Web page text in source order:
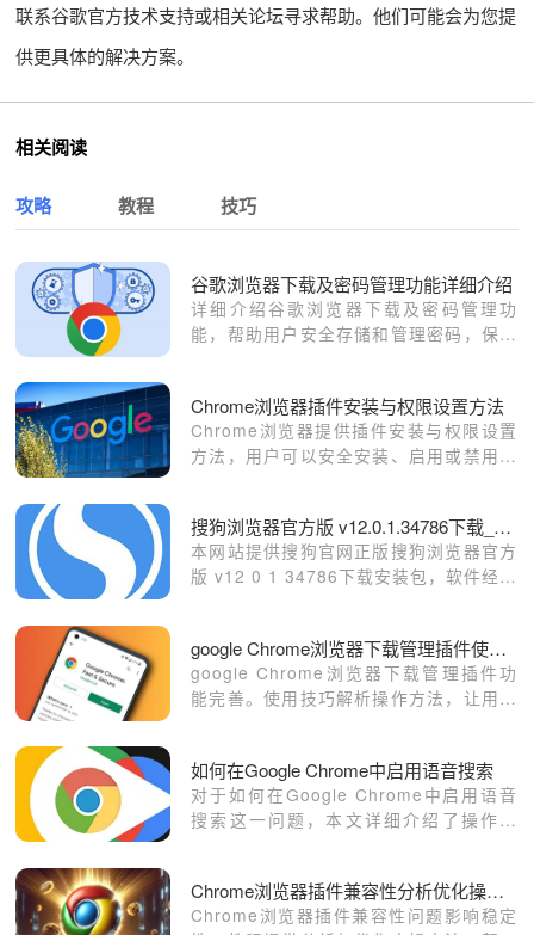
联系谷歌官方技术支持或相关论坛寻求帮助。他们可能会为您提
供更具体的解决方案。
相关阅读
攻略 教程 技巧
谷歌浏览器下载及密码管理功能详细介绍
详细介绍谷歌浏览器下载及密码管理功
能，帮助用户安全存储和管理密码，保障
Chrome浏览器插件安装与权限设置方法
Chrome浏览器提供插件安装与权限设置
方法，用户可以安全安装、启用或禁用插
搜狗浏览器官方版 v12.0.1.34786下载_软件介绍
本网站提供搜狗官网正版搜狗浏览器官方
版 v12 0 1 34786下载安装包，软件经过
google Chrome浏览器下载管理插件使用技巧
google Chrome浏览器下载管理插件功
能完善。使用技巧解析操作方法，让用户
如何在Google Chrome中启用语音搜索
对于如何在Google Chrome中启用语音
搜索这一问题，本文详细介绍了操作方
Chrome浏览器插件兼容性分析优化操作实操方法
Chrome浏览器插件兼容性问题影响稳定